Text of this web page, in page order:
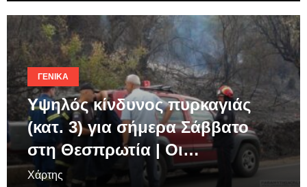
ΓΕΝΙΚΆ
Υψηλός κίνδυνος πυρκαγιάς
(κατ. 3) για σήμερα Σάββατο
στη Θεσπρωτία | Οι…
Χάρτης